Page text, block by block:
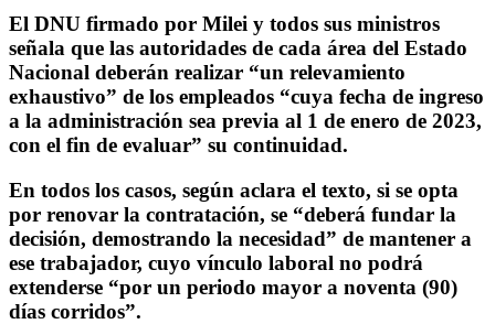
El DNU firmado por Milei y todos sus ministros
señala que las autoridades de cada área del Estado
Nacional deberán realizar “un relevamiento
exhaustivo” de los empleados “cuya fecha de ingreso
a la administración sea previa al 1 de enero de 2023,
con el fin de evaluar” su continuidad.
En todos los casos, según aclara el texto, si se opta
por renovar la contratación, se “deberá fundar la
decisión, demostrando la necesidad” de mantener a
ese trabajador, cuyo vínculo laboral no podrá
extenderse “por un periodo mayor a noventa (90)
días corridos”.